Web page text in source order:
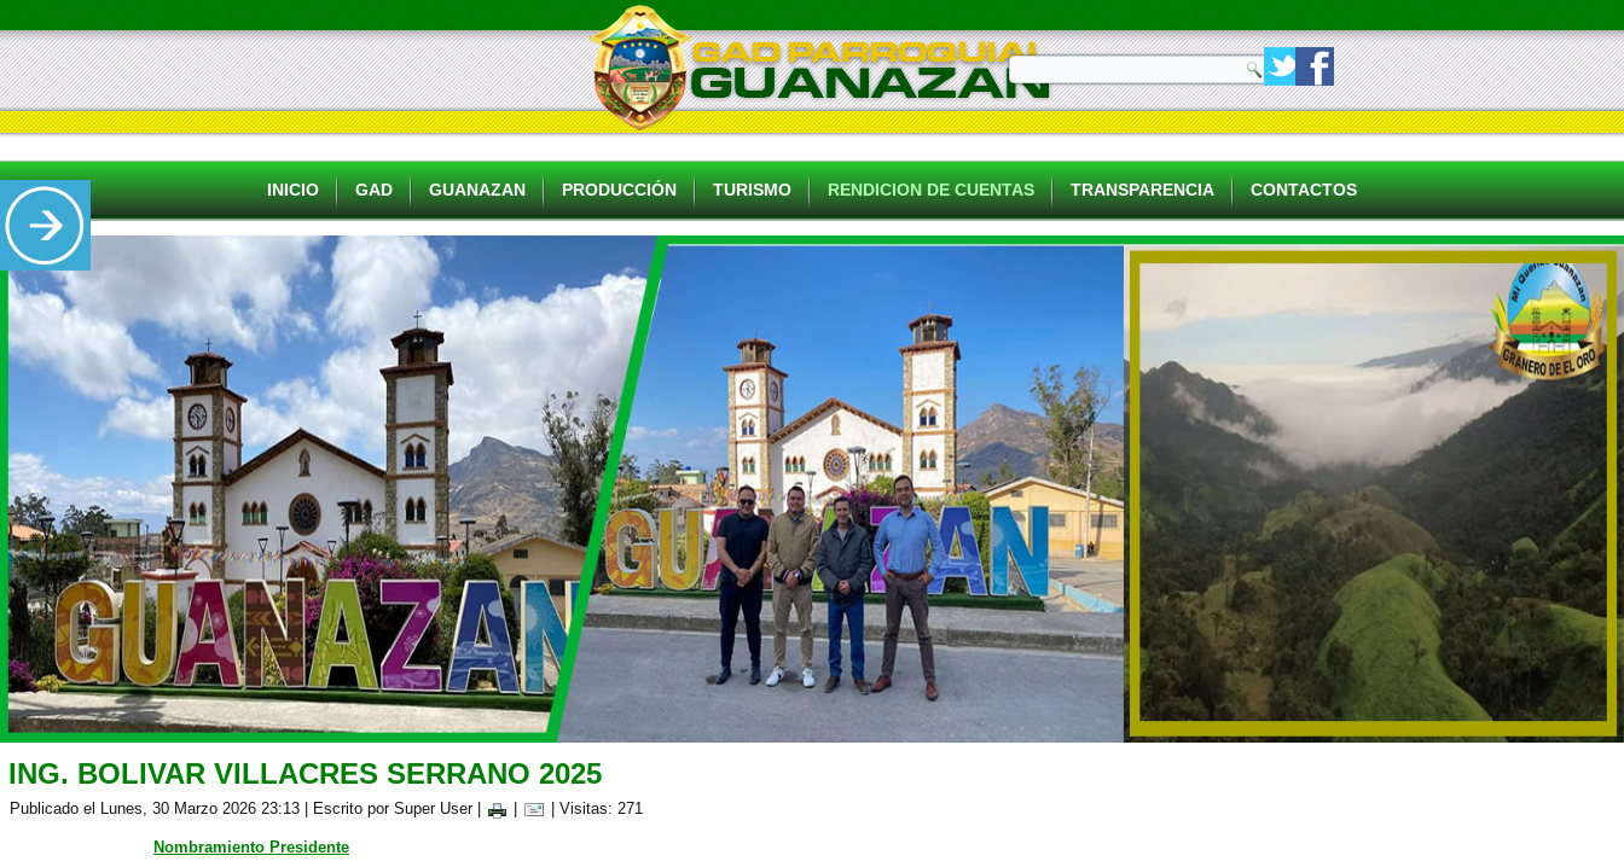
INICIO GAD GUANAZAN PRODUCCIÓN TURISMO RENDICION DE CUENTAS TRANSPARENCIA CONTACTOS
ING. BOLIVAR VILLACRES SERRANO 2025
Publicado el Lunes, 30 Marzo 2026 23:13 Escrito por Super User| | Visitas: 271
Nombramiento Presidente